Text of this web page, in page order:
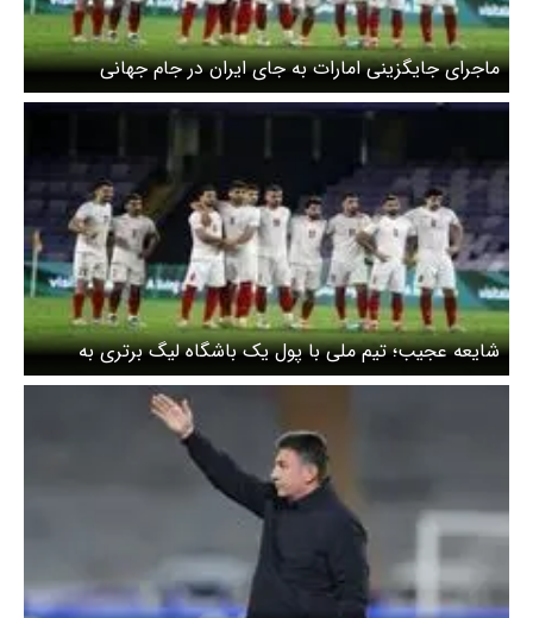
ماجرای جایگزینی امارات به جای ایران در جام جهانی
چیست؟
شایعه عجیب؛ تیم ملی با پول یک باشگاه لیگ برتری به
اردوی ترکیه رفت؟